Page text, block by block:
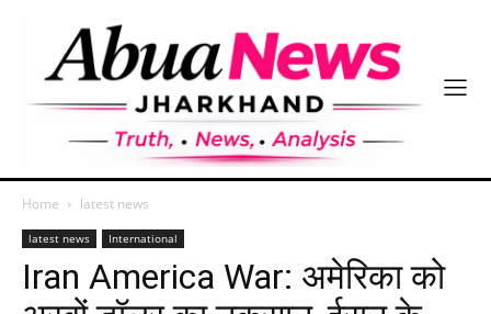
Home latest news
latest news International
Iran America War: अमेरिका को